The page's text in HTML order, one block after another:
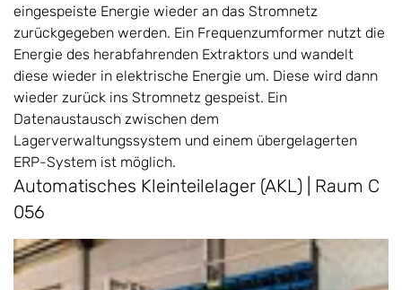
eingespeiste Energie wieder an das Stromnetz
zurückgegeben werden. Ein Frequenzumformer nutzt die
Energie des herabfahrenden Extraktors und wandelt
diese wieder in elektrische Energie um. Diese wird dann
wieder zurück ins Stromnetz gespeist. Ein
Datenaustausch zwischen dem
Lagerverwaltungssystem und einem übergelagerten
ERP-System ist möglich.
Automatisches Kleinteilelager (AKL) | Raum C
056